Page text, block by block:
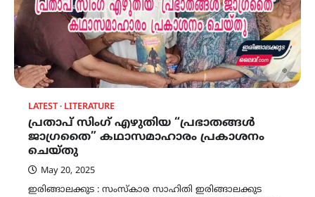
LATEST LITERATURE
പ്രതാപ് സിംഗ് എഴുതിയ “പ്രഭാതങ്ങൾ
ജാഗ്രതൈ” കഥാസമാഹാരം പ്രകാശനം
ചെയ്തു
May 20, 2025
ഇരിങ്ങാലക്കുട : സംസ്കാര സാഹിതി ഇരിങ്ങാലക്കുട